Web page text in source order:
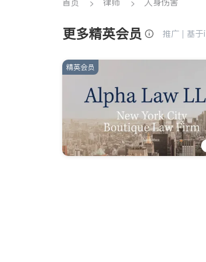
首页 律师 人身伤害
更多精英会员 推广 | 基
精英会员